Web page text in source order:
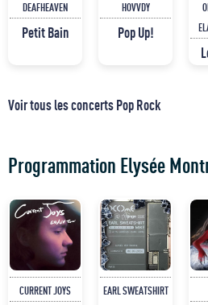
DEAFHEAVEN
Petit Bain
HOVVDY
Pop Up!
Voir tous les concerts Pop Rock
Programmation Elysée
CURRENT JOYS
EARL SWEATSHIRT